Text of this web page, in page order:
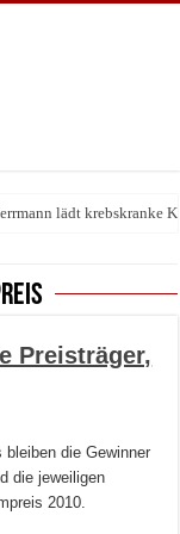
lädt krebskranke
Preisträger,
die Gewinner
die jeweiligen
2010.